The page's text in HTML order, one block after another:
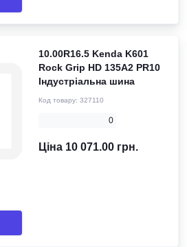
10.00R16.5 Kenda K601
Rock Grip HD 135A2 PR10
Індустріальна шина
Код товару: 327110
0
Ціна 10 071.00 грн.